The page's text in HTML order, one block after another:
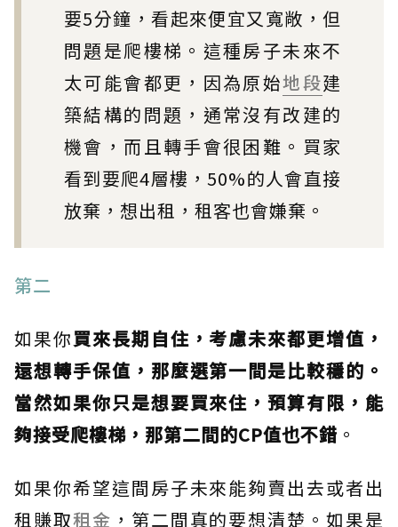
要5分鐘，看起來便宜又寬敞，但
問題是爬樓梯。這種房子未來不
太可能會都更，因為原始地段建
築結構的問題，通常沒有改建的
機會，而且轉手會很困難。買家
看到要爬4層樓，50%的人會直接
放棄，想出租，租客也會嫌棄。
第二
如果你買來長期自住，考慮未來都更增值，
還想轉手保值，那麼選第一間是比較穩的。
當然如果你只是想要買來住，預算有限，能
夠接受爬樓梯，那第二間的CP值也不錯 。
如果你希望這間房子未來能夠賣出去或者出
租賺取租金 ，第二間真的要想清楚。如果是